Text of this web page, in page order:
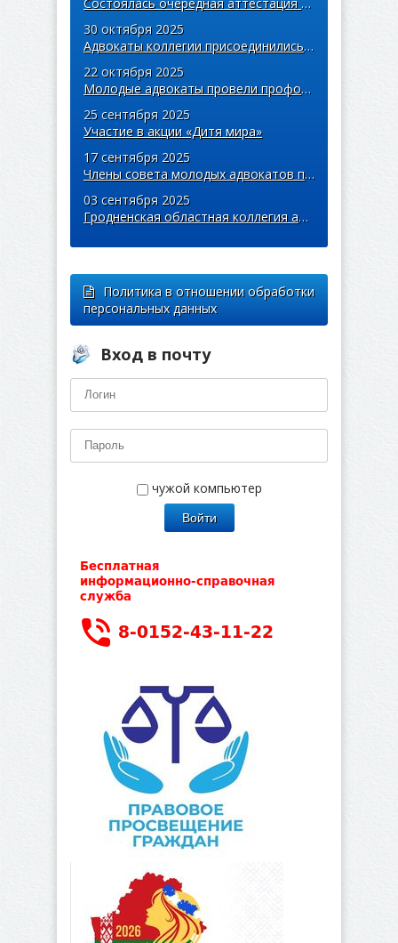
30 октября 2025
Адвокаты коллегии присоединились к акции «Дай лесу новае жыццё»
22 октября 2025
Молодые адвокаты провели профориентационную встречу со студентами Купаловского университета
25 сентября 2025
Участие в акции «Дитя мира»
17 сентября 2025
Члены совета молодых адвокатов приняли участие в легкоатлетическом забеге «Пробег единства»
03 сентября 2025
Гродненская областная коллегия адвокатов поддержала благотворительную кампанию «Соберем детей в школу»
Политика в отношении обработки
персональных данных
Вход в почту
чужой компьютер